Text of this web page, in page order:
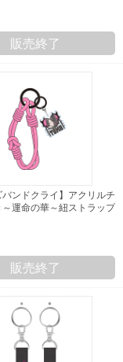
販売終了
バンドクライ】アクリルチ
～運命の華～紐ストラップ
販売終了